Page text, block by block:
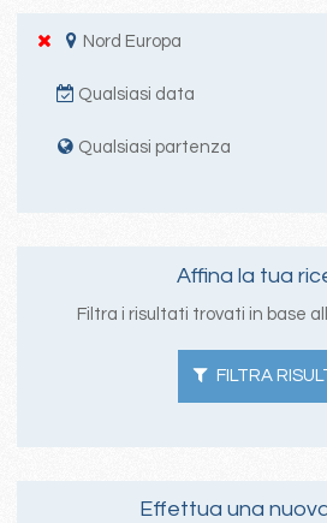
Nord Europa
Qualsiasi data
Qualsiasi partenza
Affina la tua
Filtra i risultati trovati in base
FILTRA
Effettua una